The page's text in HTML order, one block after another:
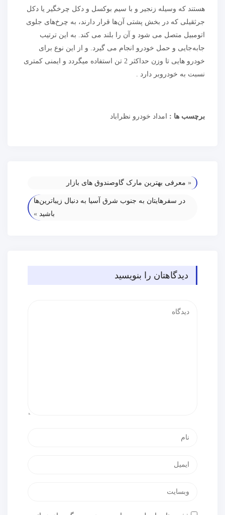
هستند که وسیله زنجیر و با سیم بوکسل و دکل چرخگیر یا دکل
جرثقیلی که در بخش پشتی آن‌ها قرار دارند، به چرخ‌های جلوی
اتومبیل متصل می شود و آن را بلند می کند. به این ترتیب
جابه‌جایی و حمل خودرو انجام می گیرد. و از این نوع برای
خودرو هایی تا وزن حداکثر 2 تن استفاده میگردد و ایمنی کمتری
نسبت به خودروبر دارد .
برچسب ها : امداد خودرو نظراباد
« معرفی بهترین مارک گاوصندوق های بازار
در سفرهایتان به جنوب شرق آسیا به دنبال زیباترین‌‌ها
باشید »
دیدگاهتان را بنویسید